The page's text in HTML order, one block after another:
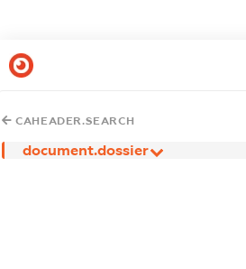
CAHEADER.SEARCH
document.dossier